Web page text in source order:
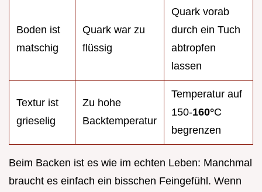
Boden ist
matschig
Quark war zu
flüssig
Quark vorab
durch ein Tuch
abtropfen
lassen
Textur ist
grieselig
Zu hohe
Backtemperatur
Temperatur auf
150-160°C
begrenzen
Beim Backen ist es wie im echten Leben: Manchmal
braucht es einfach ein bisschen Feingefühl. Wenn